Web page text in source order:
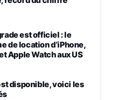
est officiel : le
de location d’iPhone,
Apple Watch aux US
disponible, voici les